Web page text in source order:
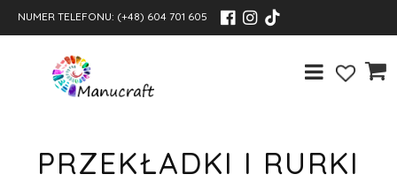
NUMER TELEFONU: (+48) 604 701 605
PRZEKŁADKI I RURKI